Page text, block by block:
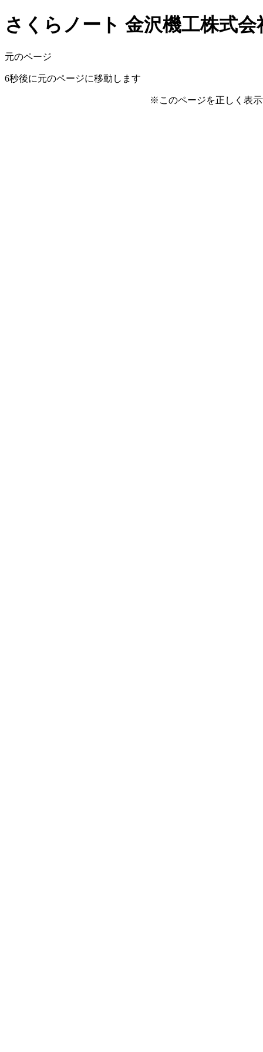
さくらノート 金沢機工株式会
元のページ
6秒後に元のページに移動します
※このページを正しく表示